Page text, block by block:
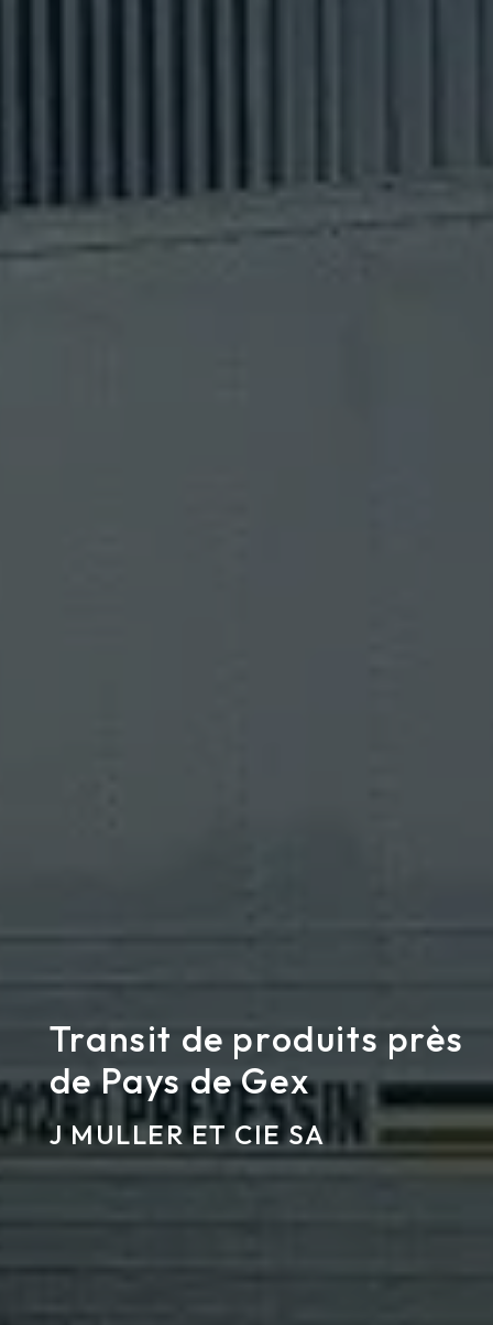
Transit de produits près
de Pays de Gex
J MULLER ET CIE SA